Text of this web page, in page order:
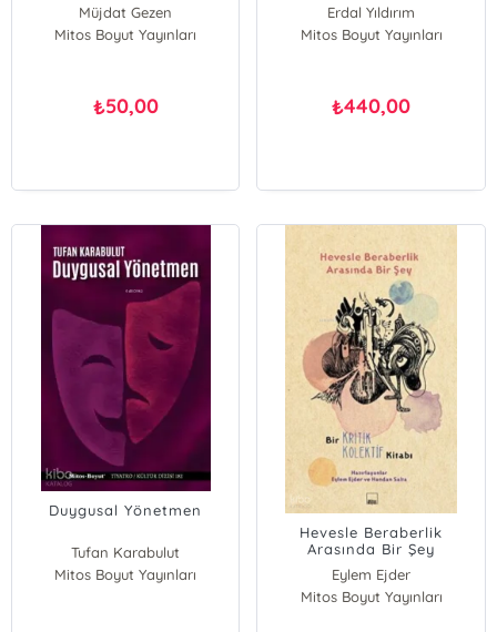
Müjdat Gezen
Mitos Boyut Yayınları
₺50,00
Erdal Yıldırım
Mitos Boyut Yayınları
₺440,00
Duygusal Yönetmen
Tufan Karabulut
Mitos Boyut Yayınları
Hevesle Beraberlik
Arasında Bir Şey
Eylem Ejder
Mitos Boyut Yayınları